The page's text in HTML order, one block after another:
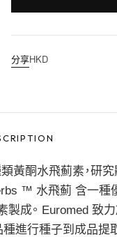
分享HKD
黃酮水飛薊素，研究
™ 水飛薊 含一種
製成。 Euromed 致
種進行種子到成品提